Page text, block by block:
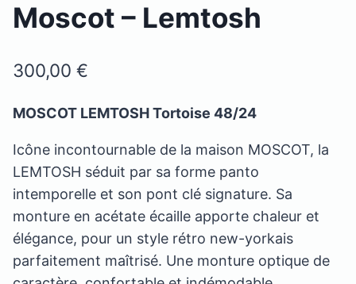
Moscot – Lemtosh
300,00€
MOSCOT LEMTOSH Tortoise 48/24
Icône incontournable de la maison MOSCOT, la
LEMTOSH séduit par sa forme panto
intemporelle et son pont clé signature. Sa
monture en acétate écaille apporte chaleur et
élégance, pour un style rétro new-yorkais
parfaitement maîtrisé. Une monture optique de